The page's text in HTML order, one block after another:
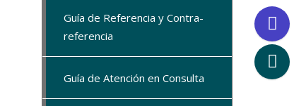
Guía de Referencia y Contra-
referencia
Guía de Atención en Consulta